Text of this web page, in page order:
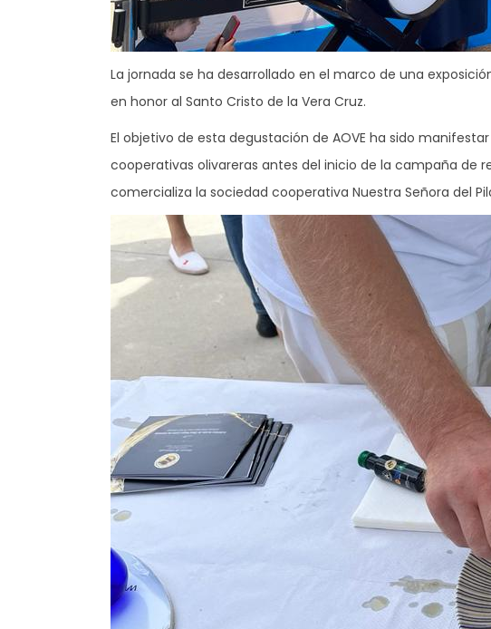
La jornada se ha desarrollado en el marco de una
en honor al Santo Cristo de la Vera Cruz.
El objetivo de esta degustación de AOVE ha sido
cooperativas olivareras antes del inicio de la campaña de
comercializa la sociedad cooperativa Nuestra Señora del